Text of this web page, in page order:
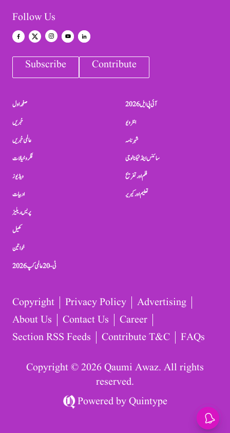
Follow Us
Subscribe Contribute
صفحہ اول
خبریں
عالمی خبریں
فکر و خیالات
ویڈیوز
ادبیات
پریس ریلیز
کھیل
خواتین
ٹی-20 عالمی کپ 2026
آئی پی ایل 2026
انٹرویو
شہرنامہ
سائنس اینڈ ٹیکنالوجی
فلم اور تفریح
تعلیم اور کیریر
Copyright Privacy Policy
Advertising
About Us
Contact Us
Career
Section RSS Feeds
Contribute T&C FAQs
Copyright © 2026 Qaumi Awaz. All rights
reserved.
Powered byQuintype